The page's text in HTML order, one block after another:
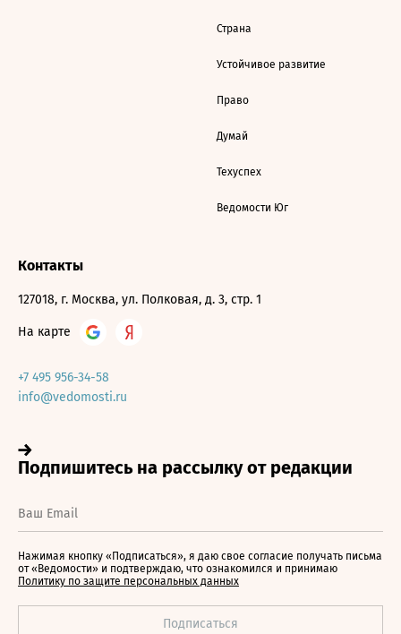
Страна
Устойчивое развитие
Право
Думай
Техуспех
Ведомости Юг
Контакты
127018, г. Москва, ул. Полковая, д. 3, стр. 1
На карте
+7 495 956-34-58
info@vedomosti.ru
Нажимая кнопку «Подписаться», я даю свое согласие получать письма
от «Ведомости» и подтверждаю, что ознакомился и принимаю
Политику по защите персональных данных